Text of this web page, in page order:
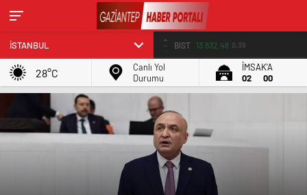
BIST 13.832,48 0,39
28°C
Canlı Yol
Durumu
İMSAK'A
02
00